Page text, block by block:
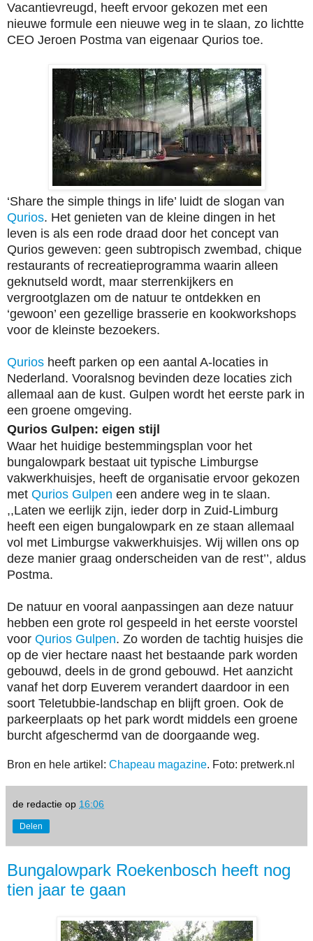
Vacantievreugd, heeft ervoor gekozen met een
nieuwe formule een nieuwe weg in te slaan, zo lichtte
CEO Jeroen Postma van eigenaar Qurios toe.
‘Share the simple things in life’ luidt de slogan van
Qurios. Het genieten van de kleine dingen in het
leven is als een rode draad door het concept van
Qurios geweven: geen subtropisch zwembad, chique
restaurants of recreatieprogramma waarin alleen
geknutseld wordt, maar sterrenkijkers en
vergrootglazen om de natuur te ontdekken en
‘gewoon’ een gezellige brasserie en kookworkshops
voor de kleinste bezoekers.
Qurios heeft parken op een aantal A-locaties in
Nederland. Vooralsnog bevinden deze locaties zich
allemaal aan de kust. Gulpen wordt het eerste park in
een groene omgeving.
Qurios Gulpen: eigen stijl
Waar het huidige bestemmingsplan voor het
bungalowpark bestaat uit typische Limburgse
vakwerkhuisjes, heeft de organisatie ervoor gekozen
met Qurios Gulpen een andere weg in te slaan.
,,Laten we eerlijk zijn, ieder dorp in Zuid-Limburg
heeft een eigen bungalowpark en ze staan allemaal
vol met Limburgse vakwerkhuisjes. Wij willen ons op
deze manier graag onderscheiden van de rest’’, aldus
Postma.
De natuur en vooral aanpassingen aan deze natuur
hebben een grote rol gespeeld in het eerste voorstel
voor Qurios Gulpen. Zo worden de tachtig huisjes die
op de vier hectare naast het bestaande park worden
gebouwd, deels in de grond gebouwd. Het aanzicht
vanaf het dorp Euverem verandert daardoor in een
soort Teletubbie-landschap en blijft groen. Ook de
parkeerplaats op het park wordt middels een groene
burcht afgeschermd van de doorgaande weg.
Bron en hele artikel: Chapeau magazine. Foto: pretwerk.nl
de redactie op 16:06
Delen
Bungalowpark Roekenbosch heeft nog
tien jaar te gaan